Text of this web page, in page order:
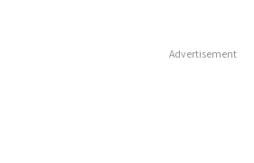
Advertisement